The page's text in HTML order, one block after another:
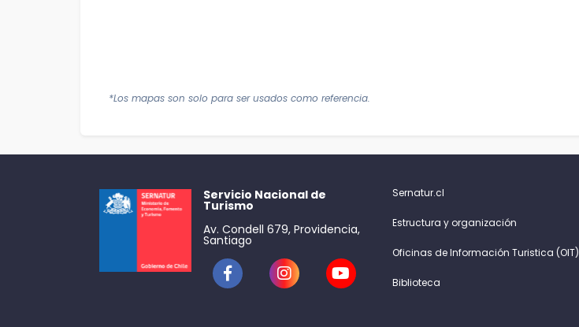
*Los mapas son solo para ser usados como referencia.
Servicio Nacional de
Turismo
Av. Condell 679, Providencia,
Santiago
Sernatur.cl
Estructura y organización
Oficinas de Información Turistica (OIT)
Biblioteca